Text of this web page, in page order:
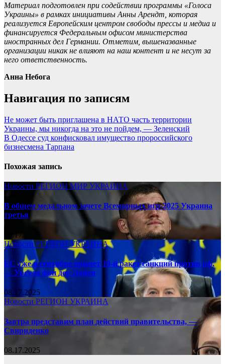
Материал подготовлен при содействии программы «Голоса
Украины» в рамках инициативы Анны Арендт, которая
реализуется Европейским центром свободы прессы и медиа и
финансируется Федеральным офисом министерства
иностранных дел Германии. Отметим, вышеназванные
организации никак не влияют на наш контент и не несут за
него ответственность.
Анна Небога
Навигация по записям
Не может быть приглашена в НАТО часть территории
Украины, мы никогда на это не пойдем, — Зеленский
В Одессе суд конфисковал имущество пророссийского
бизнесмена Тарпана
Похожая запись
Новости РЕГИОНМИР УКРАИНА
В общем медальном зачете Всемирных игр-2025 Украина
третья
08.17.2025
НовостиРЕГИОНУКРАИНА
ЕС уже в сентябре примет 19-й ракет санкций против рф,
— Урсула фон дер Ляйен
08.17.2025
Новости РЕГИОН УКРАИНА
Завтра представим план действий правительства, —
Свириденко
08.17.2025